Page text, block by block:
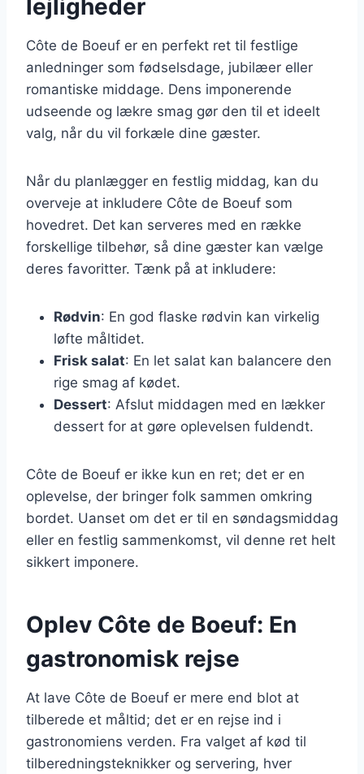
lejligheder
Côte de Boeuf er en perfekt ret til festlige
anledninger som fødselsdage, jubilæer eller
romantiske middage. Dens imponerende
udseende og lækre smag gør den til et ideelt
valg, når du vil forkæle dine gæster.
Når du planlægger en festlig middag, kan du
overveje at inkludere Côte de Boeuf som
hovedret. Det kan serveres med en række
forskellige tilbehør, så dine gæster kan vælge
deres favoritter. Tænk på at inkludere:
Rødvin: En god flaske rødvin kan virkelig
løfte måltidet.
Frisk salat: En let salat kan balancere den
rige smag af kødet.
Dessert: Afslut middagen med en lækker
dessert for at gøre oplevelsen fuldendt.
Côte de Boeuf er ikke kun en ret; det er en
oplevelse, der bringer folk sammen omkring
bordet. Uanset om det er til en søndagsmiddag
eller en festlig sammenkomst, vil denne ret helt
sikkert imponere.
Oplev Côte de Boeuf: En
gastronomisk rejse
At lave Côte de Boeuf er mere end blot at
tilberede et måltid; det er en rejse ind i
gastronomiens verden. Fra valget af kød til
tilberedningsteknikker og servering, hver